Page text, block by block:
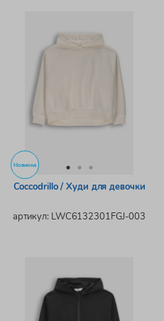
Новинка
Coccodrillo / Худи для девочки
артикул: LWC6132301FGJ-003